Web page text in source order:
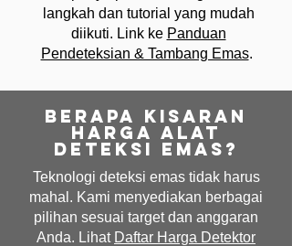
langkah dan tutorial yang mudah
diikuti. Link ke Panduan
Pendeteksian & Tambang Emas.
Berapa Kisaran
Harga Alat
Deteksi Emas?
Teknologi deteksi emas tidak harus
mahal. Kami menyediakan berbagai
pilihan sesuai target dan anggaran
Anda. Lihat Daftar Harga Detektor